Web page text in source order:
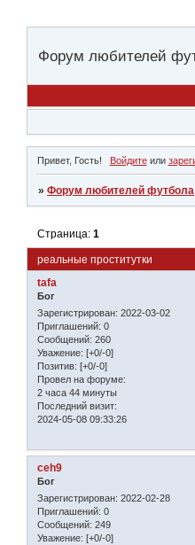
Форум любителей
Привет, Гость! Войдитеили
»Форум любителей футбола
реальные проститутки
Страница:1
tafa
Бог
Зарегистрирован: 2022-03-02
Приглашений: 0
Сообщений: 260
Уважение: [+0/-0]
Позитив: [+0/-0]
Провел на форуме:
2 часа 44 минуты
Последний визит:
2024-05-08 09:33:26
ceh9
Бог
Зарегистрирован: 2022-02-28
Приглашений: 0
Сообщений: 249
Уважение: [+0/-0]